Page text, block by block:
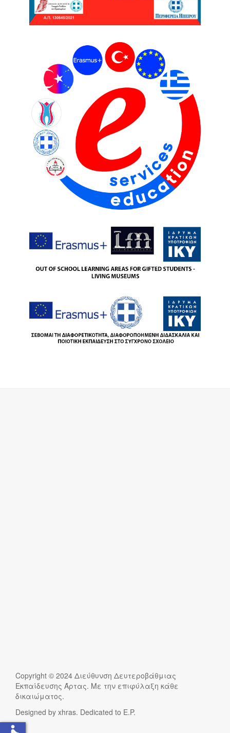
Copyright © 2024 Διεύθυνση Δευτεροβάθμιας
Εκπαίδευσης Άρτας. Με την επιφύλαξη κάθε
δικαιώματος.
Designed by xhras. Dedicated to E.P.